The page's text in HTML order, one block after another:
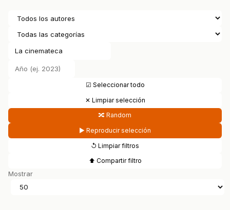
☑ Seleccionar todo
✕ Limpiar selección
🔀 Random
▶ Reproducir selección
↺ Limpiar filtros
⬆ Compartir filtro
Mostrar